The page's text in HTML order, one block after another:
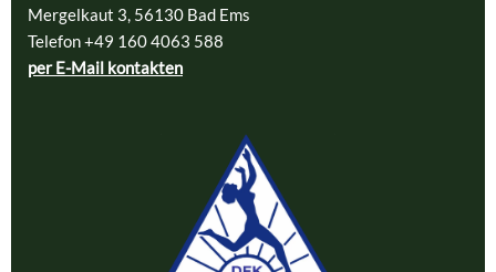
Mergelkaut 3, 56130 Bad Ems
Telefon +49 160 4063 588
per E-Mail kontakten